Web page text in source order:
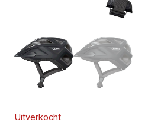
Uitverkocht